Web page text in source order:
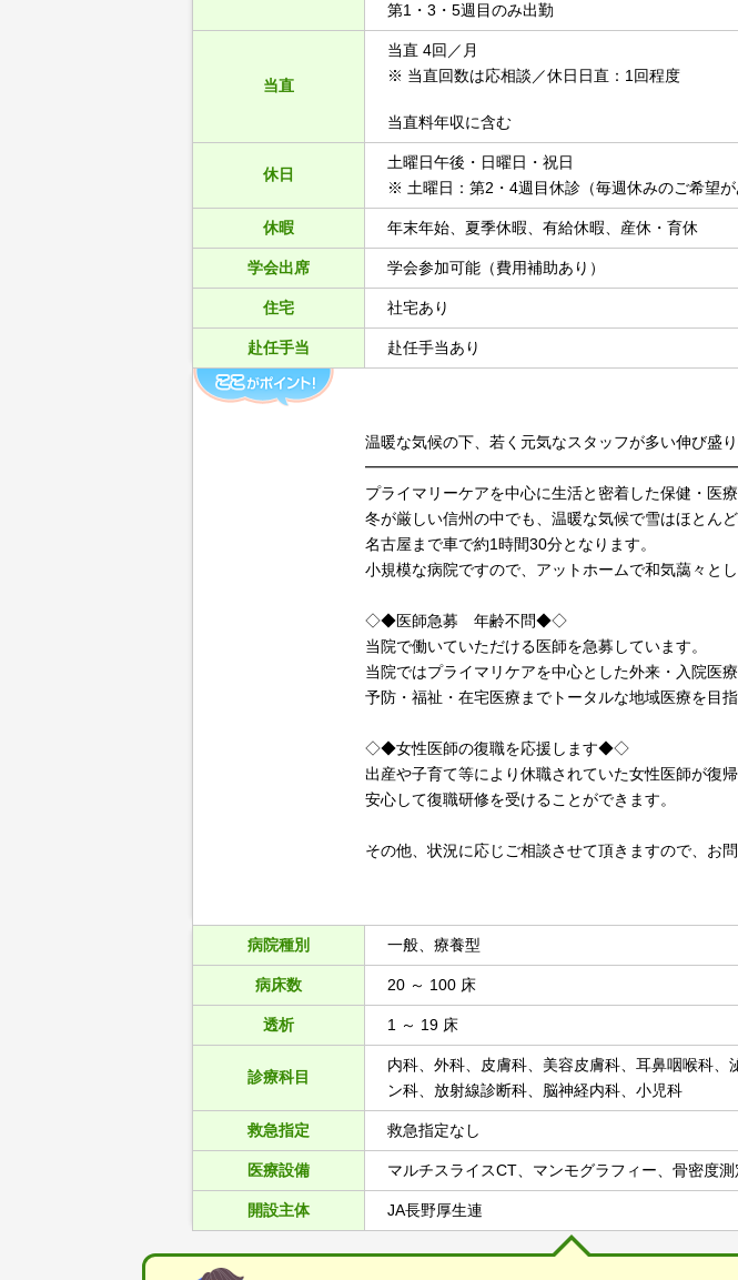
第1・3・5週目のみ出勤
当直
当直 4回／月
※ 当直回数は応相談／休日日直：1回程度
当直料年収に含む
休日
土曜日午後・日曜日・祝日
※ 土曜日：第2・4週目休診（毎週休みのご希望が
休暇 年末年始、夏季休暇、有給休暇、産休・育休
学会出席 学会参加可能（費用補助あり）
住宅 社宅あり
赴任手当 赴任手当あり
温暖な気候の下、若く元気なスタッフが多い伸び盛
プライマリーケアを中心に生活と密着した保健・医
冬が厳しい信州の中でも、温暖な気候で雪はほとんど
名古屋まで車で約1時間30分となります。
小規模な病院ですので、アットホームで和気藹々とし
◇◆医師急募 年齢不問◆◇
当院で働いていただける医師を急募しています。
当院ではプライマリケアを中心とした外来・入院医療
予防・福祉・在宅医療までトータルな地域医療を目指
◇◆女性医師の復職を応援します◆◇
出産や子育て等により休職されていた女性医師が復
安心して復職研修を受けることができます。
その他、状況に応じご相談させて頂きますので、お問
病院種別 一般、療養型
病床数 20 ～ 100 床
透析 1 ～ 19 床
診療科目
内科、外科、皮膚科、美容皮膚科、耳鼻咽喉科
ン科、放射線診断科、脳神経内科、小児科
救急指定 救急指定なし
医療設備 マルチスライスCT、マンモグラフィー、骨密度
開設主体 JA長野厚生連